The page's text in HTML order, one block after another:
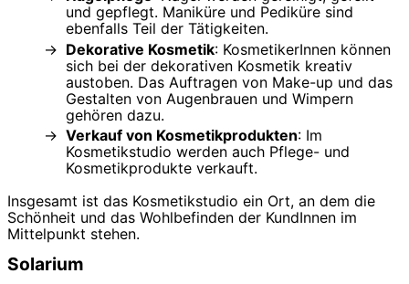
und gepflegt. Maniküre und Pediküre sind
ebenfalls Teil der Tätigkeiten.
Dekorative Kosmetik: KosmetikerInnen können
sich bei der dekorativen Kosmetik kreativ
austoben. Das Auftragen von Make-up und das
Gestalten von Augenbrauen und Wimpern
gehören dazu.
Verkauf von Kosmetikprodukten: Im
Kosmetikstudio werden auch Pflege- und
Kosmetikprodukte verkauft.
Insgesamt ist das Kosmetikstudio ein Ort, an dem die
Schönheit und das Wohlbefinden der KundInnen im
Mittelpunkt stehen.
Solarium